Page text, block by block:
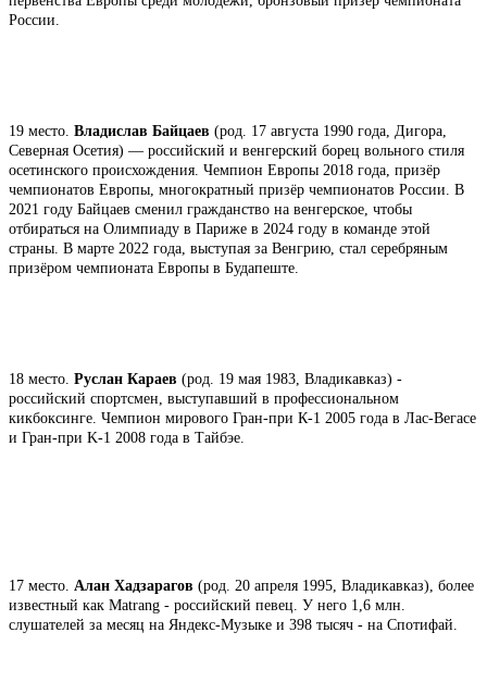
России.
19 место. Владислав Байцаев (род. 17 августа 1990 года, Дигора,
Северная Осетия) — российский и венгерский борец вольного стиля
осетинского происхождения. Чемпион Европы 2018 года, призёр
чемпионатов Европы, многократный призёр чемпионатов России. В
2021 году Байцаев сменил гражданство на венгерское, чтобы
отбираться на Олимпиаду в Париже в 2024 году в команде этой
страны. В марте 2022 года, выступая за Венгрию, стал серебряным
призёром чемпионата Европы в Будапеште.
18 место. Руслан Караев (род. 19 мая 1983, Владикавказ) -
российский спортсмен, выступавший в профессиональном
кикбоксинге. Чемпион мирового Гран-при К-1 2005 года в Лас-Вегасе
и Гран-при K-1 2008 года в Тайбэе.
17 место. Алан Хадзарагов (род. 20 апреля 1995, Владикавказ), более
известный как Matrang - российский певец. У него 1,6 млн.
слушателей за месяц на Яндекс-Музыке и 398 тысяч - на Спотифай.